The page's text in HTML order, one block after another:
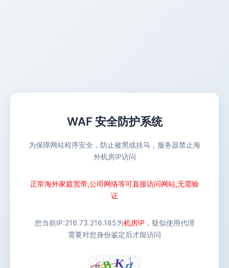
WAF 安全防护系统
为保障网站程序安全，防止被黑或挂马，服务器禁止海
外机房IP访问
正常海外家庭宽带,公司网络等可直接访问网站,无需验
证
您当前IP:216.73.216.185为机房IP ，疑似使用代理
需要对您身份鉴定后才能访问